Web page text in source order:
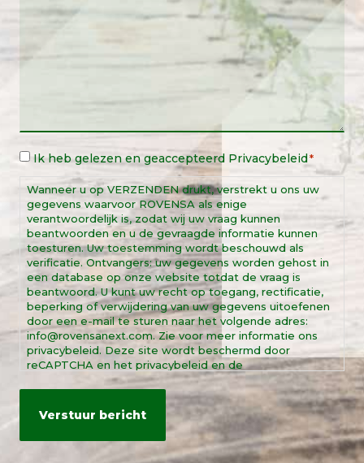
Wettelijke
kennisgeving
Ik heb gelezen en geaccepteerd Privacybeleid *
Wanneer u op VERZENDEN drukt, verstrekt u ons uw
gegevens waarvoor ROVENSA als enige
verantwoordelijk is, zodat wij uw vraag kunnen
beantwoorden en u de gevraagde informatie kunnen
toesturen. Uw toestemming wordt beschouwd als
verificatie. Ontvangers: uw gegevens worden gehost in
een database op onze website totdat de vraag is
beantwoord. U kunt uw recht op toegang, rectificatie,
beperking of verwijdering van uw gegevens uitoefenen
door een e-mail te sturen naar het volgende adres:
info@rovensanext.com. Zie voor meer informatie ons
privacybeleid. Deze site wordt beschermd door
reCAPTCHA en het privacybeleid en de
servicevoorwaarden van Google.